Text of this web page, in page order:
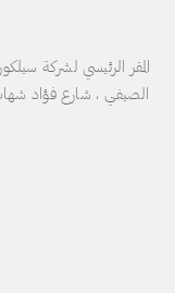
الصيفي ، شارع فؤاد